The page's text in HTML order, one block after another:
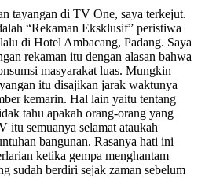
tayangan di TV One, saya terkejut.
“Rekaman Eksklusif” peristiwa
di Hotel Ambacang, Padang. Saya
rekaman itu dengan alasan bahwa
masyarakat luas. Mungkin
itu disajikan jarak waktunya
kemarin. Hal lain yaitu tentang
tahu apakah orang-orang yang
semuanya selamat ataukah
bangunan. Rasanya hati ini
ketika gempa menghantam
sudah berdiri sejak zaman sebelum